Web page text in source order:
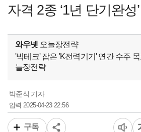
자격 2종 ‘1년 단기완성
와우넷 오늘장전략
'빅테크' 잡은 'K전력기기' 연간 수주
늘장전략
박준식 기자
입력 2025-04-23 22:56
구독